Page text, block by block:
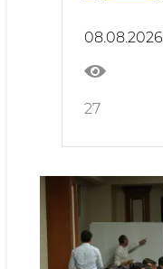
08.08.2026
27